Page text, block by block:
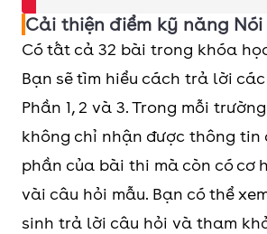
Cải thiện điểm kỹ năng Nói
Có tất cả 32 bài trong khóa
Bạn sẽ tìm hiểu cách trả lời
Phần 1, 2 và 3. Trong mỗi
không chỉ nhận được thông tin
phần của bài thi mà còn có cơ
vài câu hỏi mẫu. Bạn có thể
sinh trả lời câu hỏi và tham